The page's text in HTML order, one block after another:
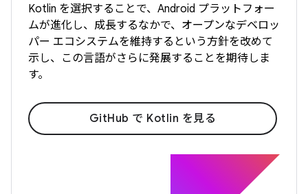
Kotlin を選択することで、Android プラットフォー
ムが進化し、成長するなかで、オープンなデベロッ
パー エコシステムを維持するという方針を改めて
示し、この言語がさらに発展することを期待しま
す。
GitHub で Kotlin を見る